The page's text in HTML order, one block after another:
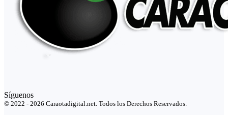
Síguenos
© 2022 - 2026 Caraotadigital.net. Todos los Derechos Reservados.